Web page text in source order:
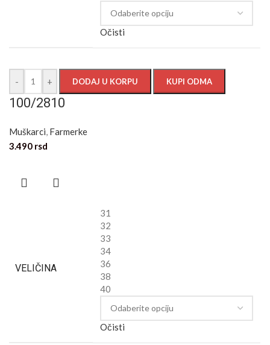
Očisti
- + DODAJ U KORPU KUPI ODMA
100/2810
Muškarci, Farmerke
3.490 rsd
VELIČINA
31
32
33
34
36
38
40
Očisti